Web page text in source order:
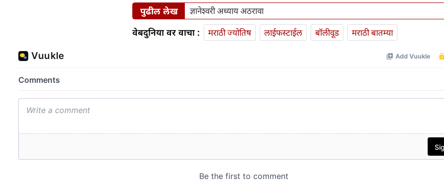
पुढील लेख ज्ञानेश्वरी अध्याय अठरावा
वेबदुनिया वर वाचा : मराठी ज्योतिष लाईफस्टाईल बॉलीवूड मराठी बातम्या